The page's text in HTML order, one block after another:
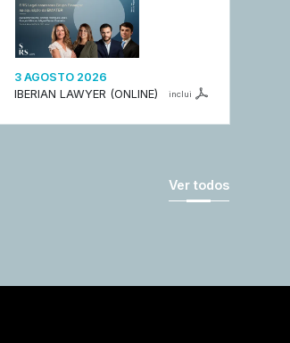
3 AGOSTO 2026
IBERIAN LAWYER (ONLINE)
inclui
Ver todos